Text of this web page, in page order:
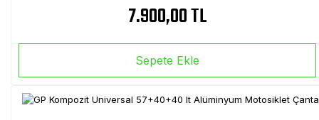
7.900,00 TL
Sepete Ekle